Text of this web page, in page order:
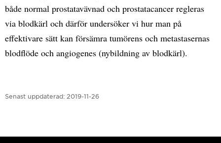
både normal prostatavävnad och prostatacancer regleras
via blodkärl och därför undersöker vi hur man på
effektivare sätt kan försämra tumörens och metastasernas
blodflöde och angiogenes (nybildning av blodkärl).
Senast uppdaterad: 2019-11-26